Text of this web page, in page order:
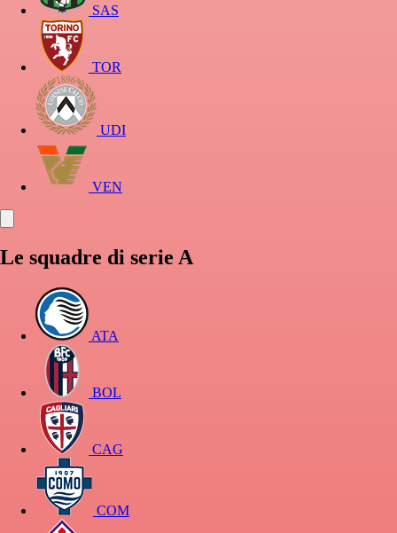
SAS
TOR
UDI
VEN
Le squadre di serie A
ATA
BOL
CAG
COM